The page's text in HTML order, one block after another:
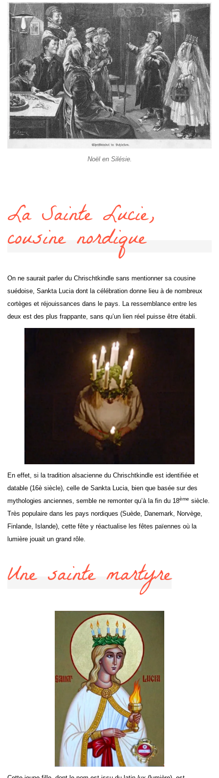
Noël en Silésie.
La Sainte Lucie,
cousine nordique
On ne saurait parler du Chrischtkindle sans mentionner sa cousine
suédoise, Sankta Lucia dont la célébration donne lieu à de nombreux
cortèges et réjouissances dans le pays. La ressemblance entre les
deux est des plus frappante, sans qu’un lien réel puisse être établi.
En effet, si la tradition alsacienne du Chrischtkindle est identifiée et
datable (16è siècle), celle de Sankta Lucia, bien que basée sur des
mythologies anciennes, semble ne remonter qu’à la fin du 18ème siècle.
Très populaire dans les pays nordiques (Suède, Danemark, Norvège,
Finlande, Islande), cette fête y réactualise les fêtes païennes où la
lumière jouait un grand rôle.
Une sainte martyre